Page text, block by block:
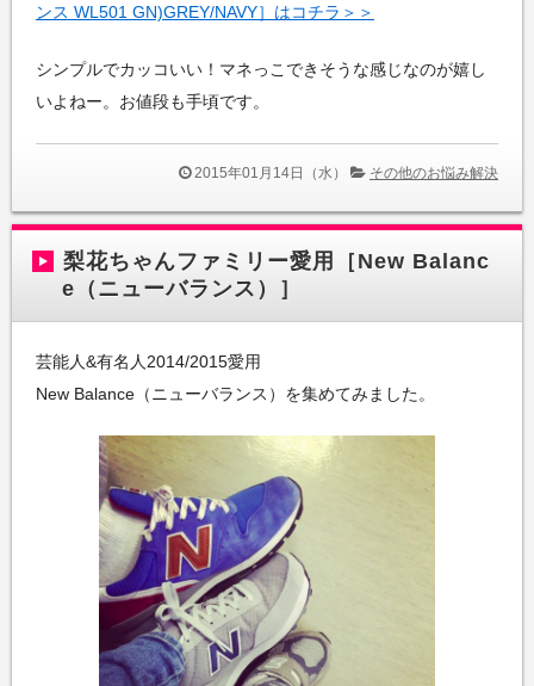
ンス WL501 GN)GREY/NAVY］はコチラ＞＞
シンプルでカッコいい！マネっこできそうな感じなのが嬉し
いよねー。お値段も手頃です。
2015年01月14日（水） その他のお悩み解決
梨花ちゃんファミリー愛用［New Balanc
e（ニューバランス）］
芸能人&有名人2014/2015愛用
New Balance（ニューバランス）を集めてみました。